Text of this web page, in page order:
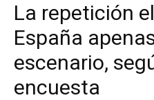
La repetición
España
escenario,
encuesta